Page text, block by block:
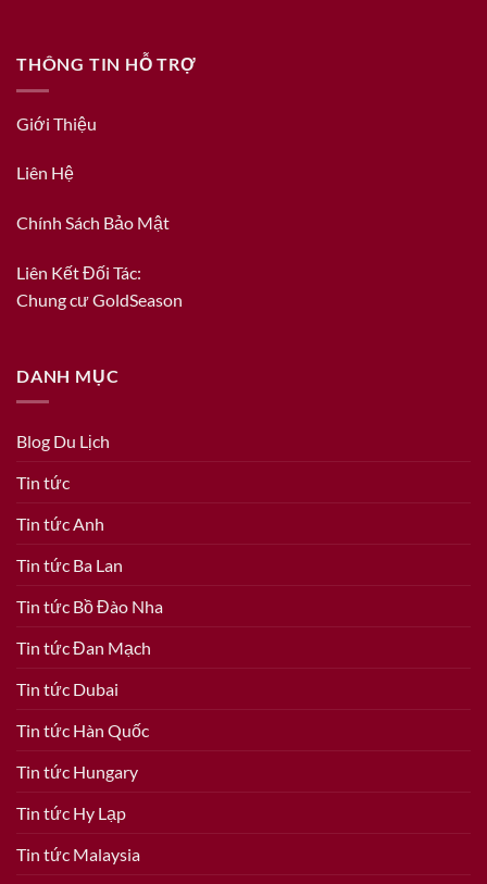
THÔNG TIN HỖ TRỢ
Giới Thiệu
Liên Hệ
Chính Sách Bảo Mật
Liên Kết Đối Tác:
Chung cư GoldSeason
DANH MỤC
Blog Du Lịch
Tin tức
Tin tức Anh
Tin tức Ba Lan
Tin tức Bồ Đào Nha
Tin tức Đan Mạch
Tin tức Dubai
Tin tức Hàn Quốc
Tin tức Hungary
Tin tức Hy Lạp
Tin tức Malaysia